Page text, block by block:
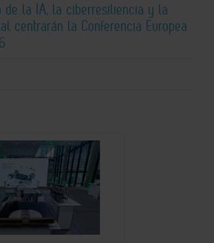
de la IA, la ciberresiliencia y la
centrarán la Conferencia Europea